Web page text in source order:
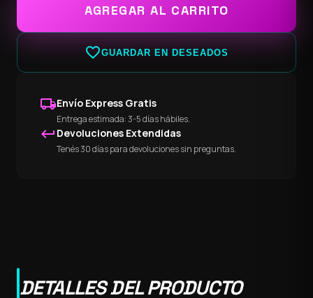
AGREGAR AL CARRITO
favorite_borderGUARDAR EN DESEADOS
local_shippingEnvío Express Gratis
Entrega estimada: 3-5 días hábiles.
keyboard_return Devoluciones Extendidas
Tenés 30 días para devoluciones sin preguntas.
DETALLES DEL PRODUCTO